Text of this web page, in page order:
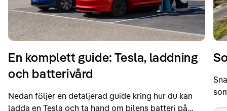
En komplett guide: Tesla, laddning
och batterivård
Nedan följer en detaljerad guide kring hur du kan
ladda en Tesla och ta hand om bilens batteri på